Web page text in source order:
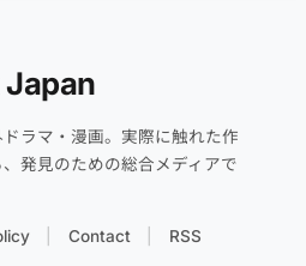
Japan
ラマ・漫画。実際に触れた作
発見のための総合メディアで
Contact RSS